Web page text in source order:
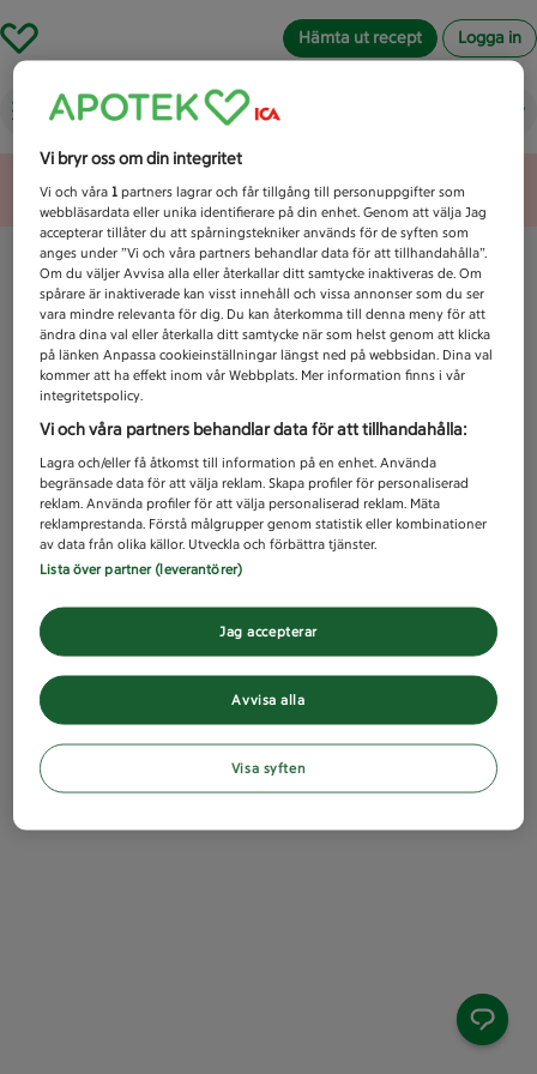
Hämta ut recept Logga in
Vad letar du efter idag?
Unknown error
Vi bryr oss om din integritet
Vi och våra1 partners lagrar och får tillgång till personuppgifter som
webbläsardata eller unika identifierare på din enhet. Genom att välja Jag
accepterar tillåter du att spårningstekniker används för de syften som
anges under ”Vi och våra partners behandlar data för att tillhandahålla”.
Om du väljer Avvisa alla eller återkallar ditt samtycke inaktiveras de. Om
spårare är inaktiverade kan visst innehåll och vissa annonser som du ser
vara mindre relevanta för dig. Du kan återkomma till denna meny för att
ändra dina val eller återkalla ditt samtycke när som helst genom att klicka
på länken Anpassa cookieinställningar längst ned på webbsidan. Dina val
kommer att ha effekt inom vår Webbplats. Mer information finns i vår
integritetspolicy.
Vi och våra partners behandlar data för att tillhandahålla:
Lagra och/eller få åtkomst till information på en enhet. Använda
begränsade data för att välja reklam. Skapa profiler för personaliserad
reklam. Använda profiler för att välja personaliserad reklam. Mäta
reklamprestanda. Förstå målgrupper genom statistik eller kombinationer
av data från olika källor. Utveckla och förbättra tjänster.
Lista över partner (leverantörer)
Avvisa alla
Jag accepterar
Visa syften